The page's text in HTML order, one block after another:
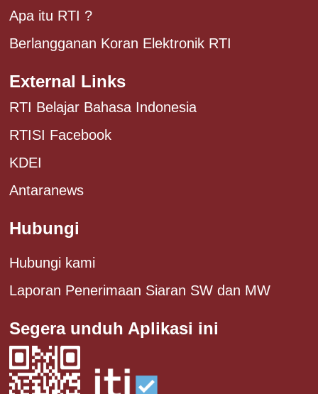
Apa itu RTI ?
Berlangganan Koran Elektronik RTI
External Links
RTI Belajar Bahasa Indonesia
RTISI Facebook
KDEI
Antaranews
Hubungi
Hubungi kami
Laporan Penerimaan Siaran SW dan MW
Segera unduh Aplikasi ini